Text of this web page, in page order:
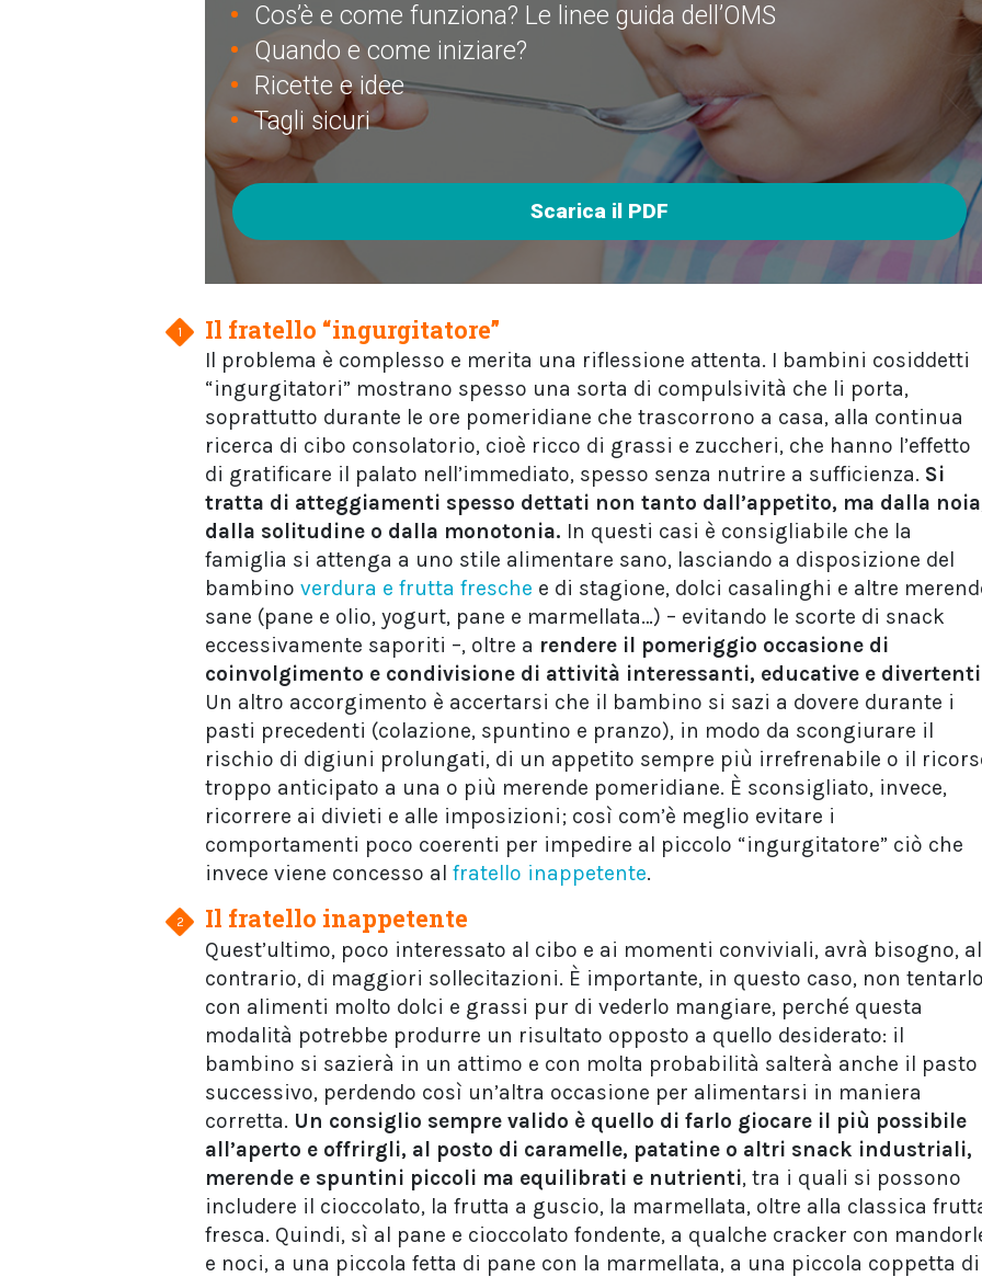
Cos’è e come funziona? Le linee guida dell’OMS
Quando e come iniziare?
Ricette e idee
Tagli sicuri
Scarica il PDF
Il fratello “ingurgitatore”
Il problema è complesso e merita una riflessione attenta. I bambini cosiddetti
“ingurgitatori” mostrano spesso una sorta di compulsività che li porta,
soprattutto durante le ore pomeridiane che trascorrono a casa, alla continua
ricerca di cibo consolatorio, cioè ricco di grassi e zuccheri, che hanno l’effetto
di gratificare il palato nell’immediato, spesso senza nutrire a sufficienza. Si
tratta di atteggiamenti spesso dettati non tanto dall’appetito, ma dalla
dalla solitudine o dalla monotonia. In questi casi è consigliabile che la
famiglia si attenga a uno stile alimentare sano, lasciando a disposizione del
bambino verdura e frutta fresche e di stagione, dolci casalinghi e altre
sane (pane e olio, yogurt, pane e marmellata…) – evitando le scorte di snack
eccessivamente saporiti –, oltre a rendere il pomeriggio occasione di
coinvolgimento e condivisione di attività interessanti, educative e divertenti
Un altro accorgimento è accertarsi che il bambino si sazi a dovere durante i
pasti precedenti (colazione, spuntino e pranzo), in modo da scongiurare il
rischio di digiuni prolungati, di un appetito sempre più irrefrenabile o il
troppo anticipato a una o più merende pomeridiane. È sconsigliato, invece,
ricorrere ai divieti e alle imposizioni; così com’è meglio evitare i
comportamenti poco coerenti per impedire al piccolo “ingurgitatore” ciò che
invece viene concesso al fratello inappetente.
Il fratello inappetente
Quest’ultimo, poco interessato al cibo e ai momenti conviviali, avrà bisogno, al
contrario, di maggiori sollecitazioni. È importante, in questo caso, non
con alimenti molto dolci e grassi pur di vederlo mangiare, perché questa
modalità potrebbe produrre un risultato opposto a quello desiderato: il
bambino si sazierà in un attimo e con molta probabilità salterà anche il pasto
successivo, perdendo così un’altra occasione per alimentarsi in maniera
corretta. Un consiglio sempre valido è quello di farlo giocare il più possibile
all’aperto e offrirgli, al posto di caramelle, patatine o altri snack industriali,
merende e spuntini piccoli ma equilibrati e nutrienti, tra i quali si possono
includere il cioccolato, la frutta a guscio, la marmellata, oltre alla classica
fresca. Quindi, sì al pane e cioccolato fondente, a qualche cracker con
e noci, a una piccola fetta di pane con la marmellata, a una piccola coppetta di